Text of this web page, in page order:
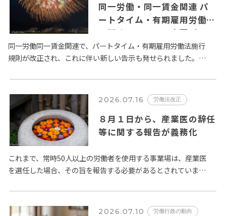
同一労働・同一賃金関連 パ
ートタイム・有期雇用労働者
に関するルールの変更が
2026年10月１日から施行さ
れます。
同一労働同一賃金関連で、パートタイム・有期雇用労働法施行
規則が改正され、これに伴い新しい告示も発せられました。全
ます。 …
2026.07.16 労働法改正
８月１日から、産業医の辞任
等に関する報告が義務化
これまで、常時50人以上の労働者を使用する事業場は、産業医
を選任した場合、その旨を報告する必要があるとされていまし
合に加え、…
2026.07.10 労働行政の動向